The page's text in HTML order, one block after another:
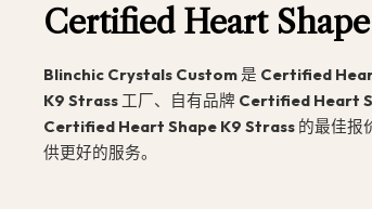
Certified Heart
Blinchic Crystals Custom是 Certified
K9 Strass 工厂、自有品牌 Certified Heart
Certified Heart Shape K9 Strass 的最佳报
供更好的服务。